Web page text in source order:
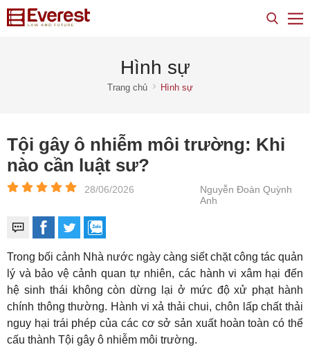
Hình sự
Trang chủ Hình sự
Tội gây ô nhiễm môi trường: Khi
nào cần luật sư?
28/06/2026
Nguyễn Đoàn Quỳnh
Anh
Trong bối cảnh Nhà nước ngày càng siết chặt công tác quản
lý và bảo vệ cảnh quan tự nhiên, các hành vi xâm hại đến
hệ sinh thái không còn dừng lại ở mức độ xử phạt hành
chính thông thường. Hành vi xả thải chui, chôn lấp chất thải
nguy hại trái phép của các cơ sở sản xuất hoàn toàn có thể
cấu thành Tội gây ô nhiễm môi trường.